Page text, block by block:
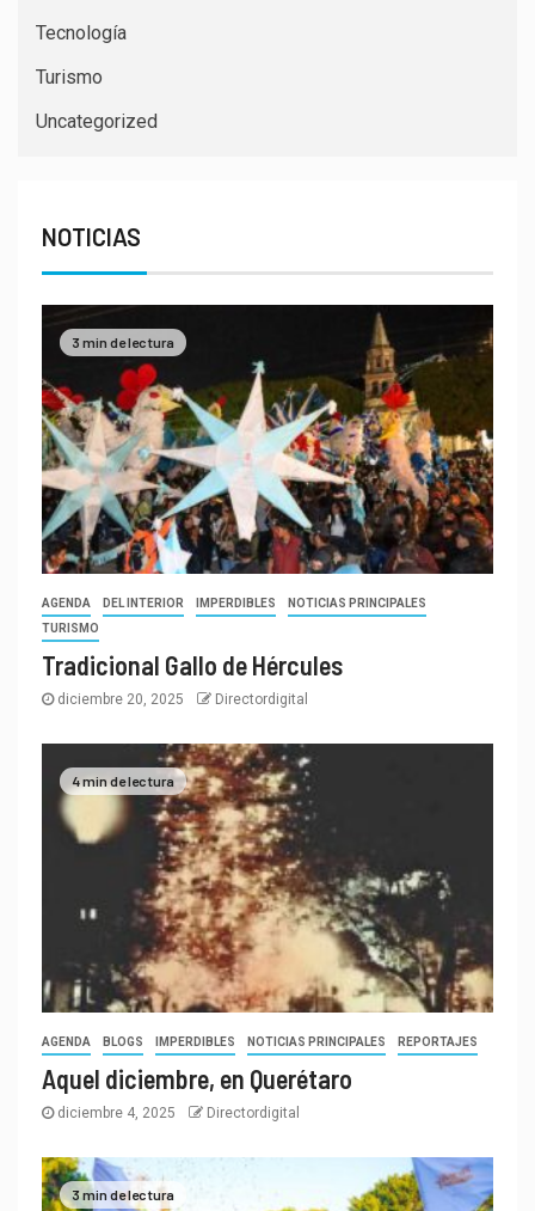
Tecnología
Turismo
Uncategorized
NOTICIAS
3 min de lectura
AGENDA DEL INTERIOR IMPERDIBLES
NOTICIAS PRINCIPALES
TURISMO
Tradicional Gallo de Hércules
diciembre 20, 2025 Directordigital
4 min de lectura
AGENDA BLOGS IMPERDIBLES NOTICIAS PRINCIPALES REPORTAJES
Aquel diciembre, en Querétaro
diciembre 4, 2025 Directordigital
3 min de lectura